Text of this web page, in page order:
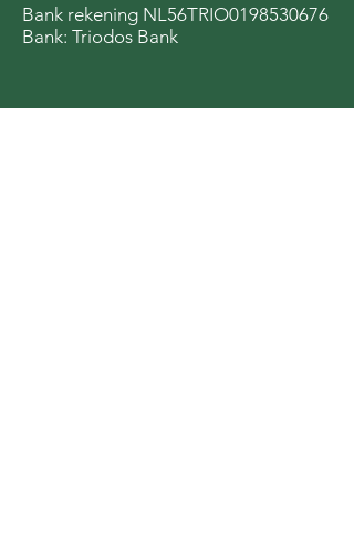
Bank rekening NL56TRIO0198530676
Bank: Triodos Bank